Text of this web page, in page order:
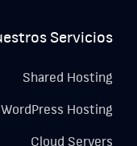
Servicios
Shared Hosting
WordPress Hosting
Cloud Servers